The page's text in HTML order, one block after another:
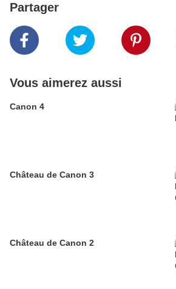
Partager
Vous aimerez aussi
Canon 4
Château de Canon 3
Château de Canon 2